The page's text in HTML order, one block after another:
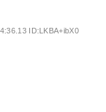
ID:LKBA+ibX0